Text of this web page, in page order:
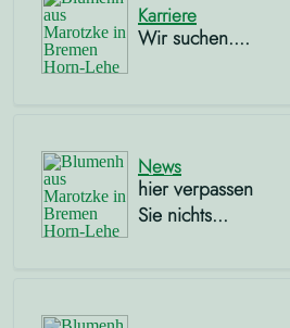
Karriere
Wir suchen....
News
hier verpassen
Sie nichts...